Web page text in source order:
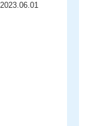
2023.06.01